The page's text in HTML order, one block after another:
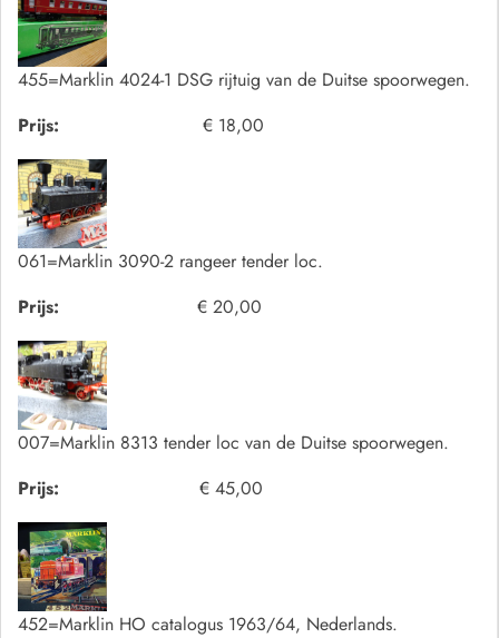
455=Marklin 4024-1 DSG rijtuig van de Duitse spoorwegen.
Prijs:
€ 18,00
061=Marklin 3090-2 rangeer tender loc.
Prijs:
€ 20,00
007=Marklin 8313 tender loc van de Duitse spoorwegen.
Prijs:
€ 45,00
452=Marklin HO catalogus 1963/64, Nederlands.